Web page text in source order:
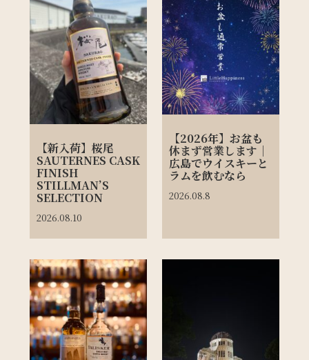
【新入荷】桜尾
SAUTERNES CASK
FINISH
STILLMAN’S
SELECTION
2026.08.10
【2026年】お盆も
休まず営業します｜
広島でウイスキーと
ラムを飲むなら
2026.08.8